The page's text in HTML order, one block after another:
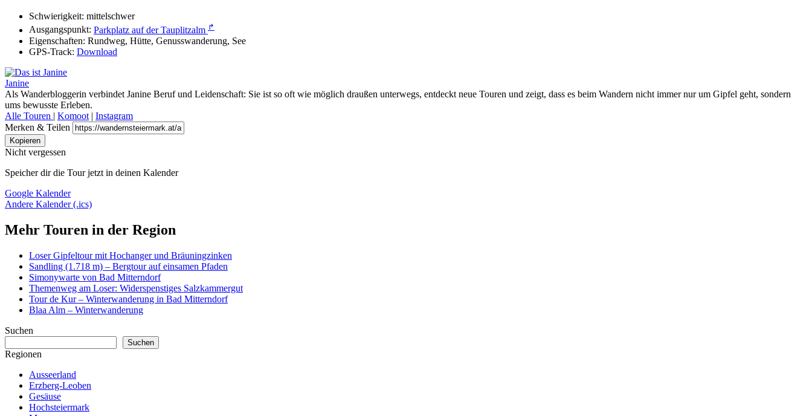
Schwierigkeit: mittelschwer
Ausgangspunkt: Parkplatz auf der Tauplitzalm ↱
Eigenschaften: Rundweg, Hütte, Genusswanderung, See
GPS-Track: Download
Janine
Als Wanderbloggerin verbindet Janine Beruf und Leidenschaft: Sie ist so oft wie möglich draußen unterwegs, entdeckt neue Touren und zeigt, dass es beim Wandern nicht immer nur um Gipfel geht, sondern
ums bewusste Erleben.
Alle Touren | Komoot | Instagram
Merken & Teilen
Kopieren
Nicht vergessen
Speicher dir die Tour jetzt in deinen Kalender
Google Kalender
Andere Kalender (.ics)
Mehr Touren in der Region
Loser Gipfeltour mit Hochanger und Bräuningzinken
Sandling (1.718 m) – Bergtour auf einsamen Pfaden
Simonywarte von Bad Mitterndorf
Themenweg am Loser: Widerspenstiges Salzkammergut
Tour de Kur – Winterwanderung in Bad Mitterndorf
Blaa Alm – Winterwanderung
Suchen
Suchen
Regionen
Ausseerland
Erzberg-Leoben
Gesäuse
Hochsteiermark